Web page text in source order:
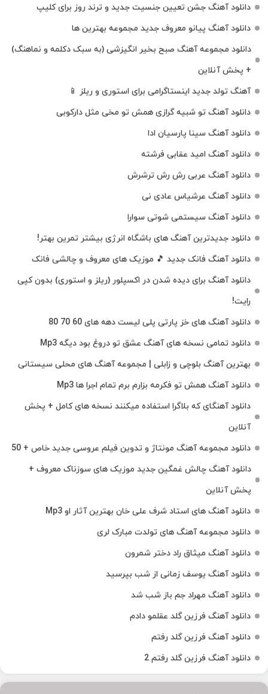
دانلود آهنگ جشن تعیین جنسیت جدید و ترند روز برای کلیپ
دانلود آهنگ پیانو معروف جدید مجموعه بهترین ها
دانلود مجموعه آهنگ صبح بخیر انگیزشی (به سبک دکلمه و نماهنگ)
+ پخش آنلاین
آهنگ تولد جدید اینستاگرامی برای استوری و ریلز 📱
دانلود آهنگ تو شبیه گرازی همش تو مخی مثل دارکوبی
دانلود آهنگ سینا پارسیان ادا
دانلود آهنگ امید عقابی فرشته
دانلود آهنگ عربی رش رش ترشرش
دانلود آهنگ عرشیاس عادی نی
دانلود آهنگ سیستمی شوتی سوارا
دانلود جدیدترین آهنگ‌ های باشگاه انرژی بیشتر تمرین بهتر!
دانلود آهنگ فانک جدید 🎵 موزیک‌ های معروف و چالشی فانک
دانلود آهنگ برای دیده شدن در اکسپلور (ریلز و استوری) بدون کپی
رایت!
دانلود آهنگ های خز پارتی پلی لیست دهه های 60 70 80
دانلود تمامی نسخه های آهنگ عشق تو دروغ بود دیگه Mp3
بهترین آهنگ بلوچی و زابلی | مجموعه آهنگ‌ های محلی سیستانی
دانلود آهنگ همش تو فکرمه بزارم برم تمام اجرا ها Mp3
دانلود آهنگای که بلاگرا استفاده میکنند نسخه های کامل + پخش
آنلاین
دانلود مجموعه آهنگ مونتاژ و تدوین فیلم عروسی جدید خاص + 50
دانلود آهنگ چالش غمگین جدید موزیک های سوزناک معروف +
پخش آنلاین
دانلود آهنگ های استاد شرف علی خان بهترین آثار او Mp3
دانلود مجموعه آهنگ های تولدت مبارک لری
دانلود آهنگ میثاق راد دختر شمرون
دانلود آهنگ یوسف زمانی از شب بپرسید
دانلود آهنگ مهراد جم باز شب شد
دانلود آهنگ فرزین گلد عقلمو دادم
دانلود آهنگ فرزین گلد رفتم
دانلود آهنگ فرزین گلد رفتم 2